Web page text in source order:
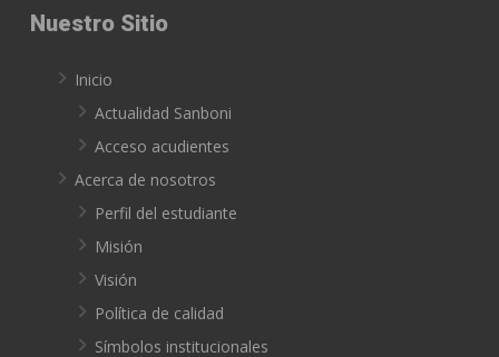
Nuestro Sitio
Inicio
Actualidad Sanboni
Acceso acudientes
Acerca de nosotros
Perfil del estudiante
Misión
Visión
Política de calidad
Símbolos institucionales